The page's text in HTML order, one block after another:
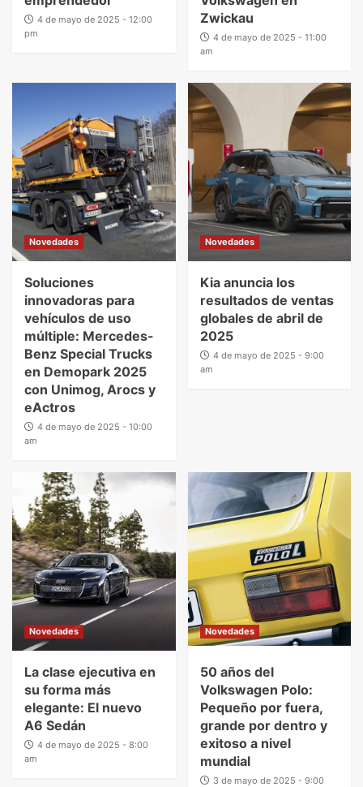
4 de mayo de 2025 - 12:00
pm
Zwickau
4 de mayo de 2025 - 11:00
am
Novedades
Soluciones
innovadoras para
vehículos de uso
múltiple: Mercedes-
Benz Special Trucks
en Demopark 2025
con Unimog, Arocs y
eActros
4 de mayo de 2025 - 10:00
am
Novedades
Kia anuncia los
resultados de ventas
globales de abril de
2025
4 de mayo de 2025 - 9:00
am
Novedades
La clase ejecutiva en
su forma más
elegante: El nuevo
A6 Sedán
4 de mayo de 2025 - 8:00
am
Novedades
50 años del
Volkswagen Polo:
Pequeño por fuera,
grande por dentro y
exitoso a nivel
mundial
3 de mayo de 2025 - 9:00